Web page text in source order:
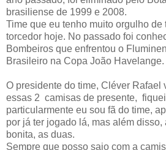
brasiliense de 1999 e 2008.
Time que eu tenho muito orgulho de
torcedor hoje. No passado foi
Bombeiros que enfrentou o
Brasileiro na Copa João Havelange.
O presidente do time, Cléver Rafael
essas 2 camisas de presente,
particularmente eu sou fã do time,
por já ter jogado lá, mas além disso,
bonita, as duas.
Sempre que posso saio com a